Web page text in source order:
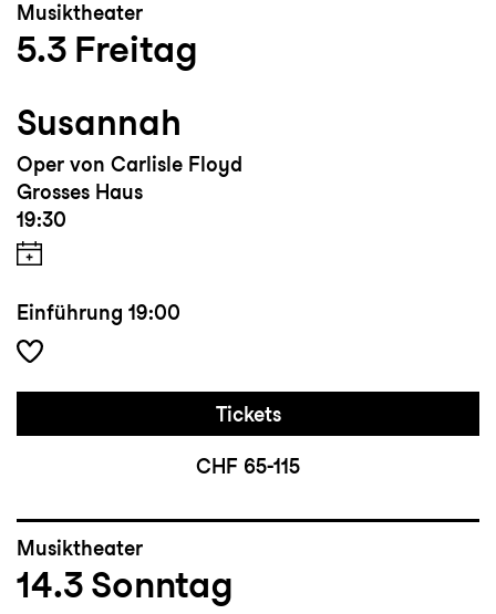
Musiktheater
5.3 Freitag
Susannah
Oper von Carlisle Floyd
Grosses Haus
19:30
Einführung 19:00
Tickets
CHF 65-115
Musiktheater
14.3 Sonntag